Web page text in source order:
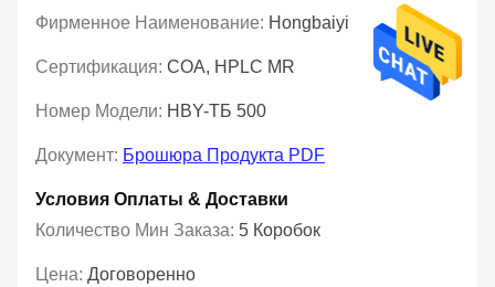
Фирменное Наименование: Hongbaiyi
Сертификация: COA, HPLC MR
Номер Модели: HBY-ТБ 500
Документ: Брошюра Продукта PDF
Условия Оплаты & Доставки
Количество Мин Заказа: 5 Коробок
Цена: Договоренно